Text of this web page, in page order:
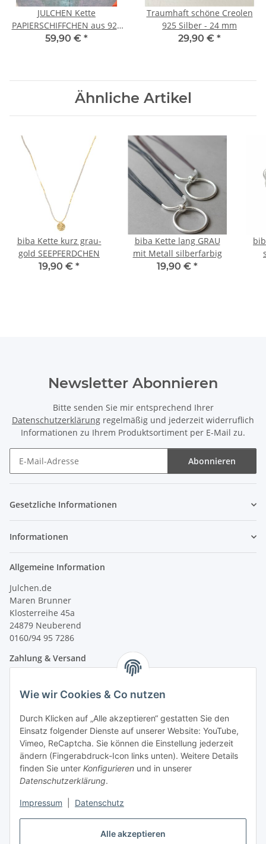
Alle akzeptieren
Wie wir Cookies & Co nutzen
Durch Klicken auf „Alle akzeptieren“ gestatten Sie den
Einsatz folgender Dienste auf unserer Website: YouTube,
Vimeo, ReCaptcha. Sie können die Einstellung jederzeit
ändern (Fingerabdruck-Icon links unten). Weitere Details
finden Sie unter Konfigurieren und in unserer
Datenschutzerklärung.
Impressum Datenschutz
JULCHEN Kette
PAPIERSCHIFFCHEN aus 925
Sterling Silber
59,90 € *
Traumhaft schöne Creolen
925 Silber - 24 mm
29,90 € *
Ähnliche Artikel
biba Kette kurz grau-
gold SEEPFERDCHEN
19,90 € *
biba Kette lang GRAU
mit Metall silberfarbig
19,90 € *
Newsletter Abonnieren
Bitte senden Sie mir entsprechend Ihrer
Datenschutzerklärung regelmäßig und jederzeit widerruflich
Informationen zu Ihrem Produktsortiment per E-Mail zu.
Abonnieren
Gesetzliche Informationen
Informationen
Allgemeine Information
Julchen.de
Maren Brunner
Klosterreihe 45a
24879 Neuberend
0160/94 95 7286
Zahlung & Versand
Vertrag widerrufen